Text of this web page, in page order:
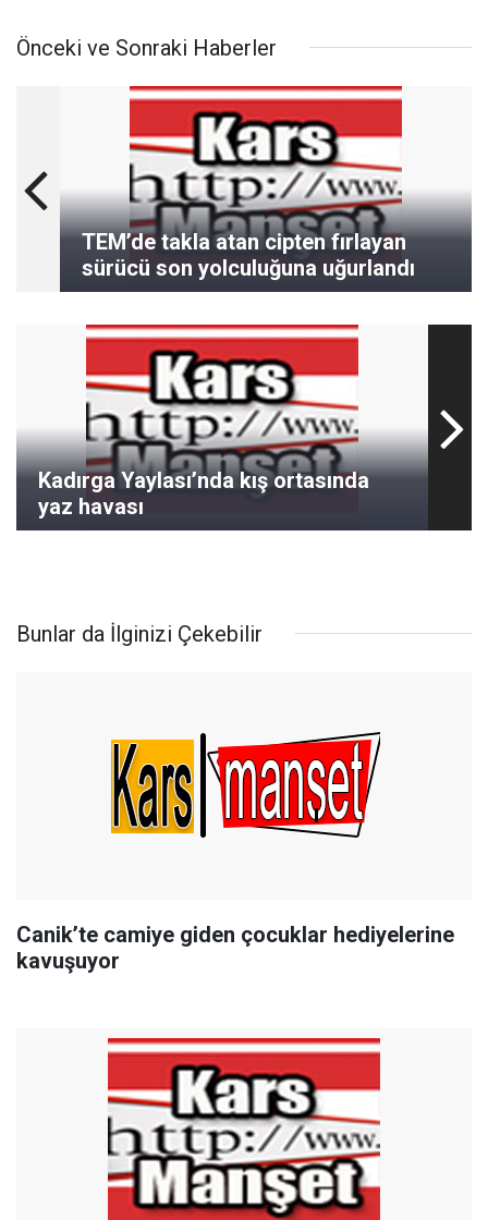
Önceki ve Sonraki Haberler
TEM’de takla atan cipten fırlayan
sürücü son yolculuğuna uğurlandı
Kadırga Yaylası’nda kış ortasında
yaz havası
Bunlar da İlginizi Çekebilir
Canik’te camiye giden çocuklar hediyelerine
kavuşuyor